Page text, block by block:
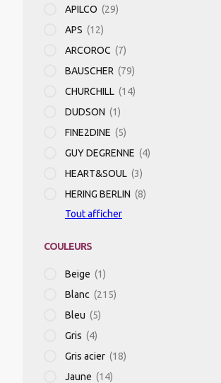
RÉFRIGÉRATEURS/VITRINES
APPAREIL À MOUSSER
MACHINES À PÂTES
CENTRIFUGEUSES
MIXER PLONGEANT/MIXER
PROFESSIONNEL/BLIXER
TRANSPORT DE
CASIER À VERRES
CHARIOTS DISTRIBUTEURS
APILCO (29)
APS (12)
ARCOROC (7)
BAUSCHER (79)
CHURCHILL (14)
DUDSON (1)
FINE2DINE (5)
GUY DEGRENNE (4)
HEART&SOUL (3)
HERING BERLIN (8)
Tout afficher
COULEURS
Beige (1)
Blanc (215)
Bleu (5)
Gris (4)
Gris acier (18)
Jaune (14)